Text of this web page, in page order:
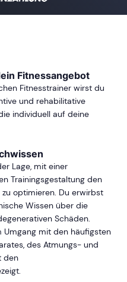
Fitnessangebot
Fitnesstrainer wirst du
und rehabilitative
individuell auf deine
Lage, mit einer
Trainingsgestaltung den
optimieren. Du erwirbst
Wissen über die
Schäden.
Umgang mit den häufigsten
des Atmungs- und
den